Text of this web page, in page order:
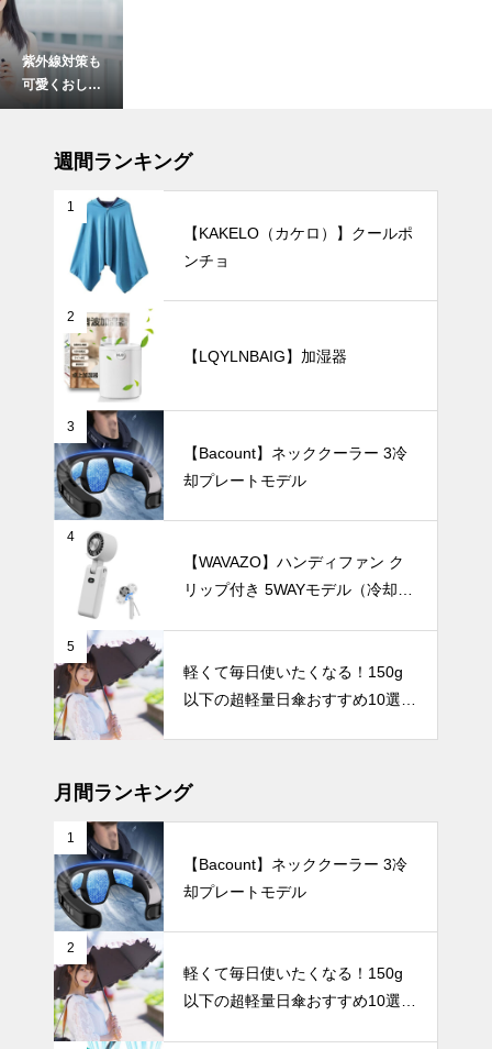
紫外線対策も
可愛くおしゃ
れに！フェミ
すすめ4選｜
けにぴったり
の一本を見つ
バッグに入れ
ても邪魔にな
らない！超軽
量の日傘おす
すめ10選。
UV・雨対策
ワンタッチで
簡単、片手で
ラクラク使え
る！自動開閉
式の日傘おす
UV・雨対策
さっと簡単収
納！きれいに
畳むのが苦手
な方におすす
式の日傘5
暑さ対策
【2025年最
新版】24時
間以上使える
大容量ハンデ
ィファンおす
すめ7選
UV・雨対策
週間ランキング
1
【KAKELO（カケロ）】クールポ
ンチョ
2
【LQYLNBAIG】加湿器
3
【Bacount】ネッククーラー 3冷
却プレートモデル
4
【WAVAZO】ハンディファン ク
リップ付き 5WAYモデル（冷却プ
5
軽くて毎日使いたくなる！150g
以下の超軽量日傘おすすめ10選
月間ランキング
1
【Bacount】ネッククーラー 3冷
却プレートモデル
2
軽くて毎日使いたくなる！150g
以下の超軽量日傘おすすめ10選